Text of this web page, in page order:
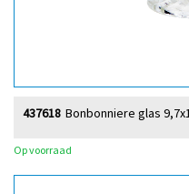
Bonbonniere glas
437618
Op voorraad